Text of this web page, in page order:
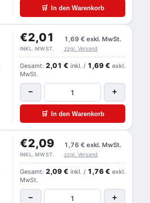
🛒 In den Warenkorb
€2,01 1,69 € exkl. MwSt.
INKL. MWST. zzgl. Versand
Gesamt: 2,01 € inkl. / 1,69 € exkl.
MwSt.
− +
🛒 In den Warenkorb
€2,09 1,76 € exkl. MwSt.
INKL. MWST. zzgl. Versand
Gesamt: 2,09 € inkl. / 1,76 € exkl.
MwSt.
− +